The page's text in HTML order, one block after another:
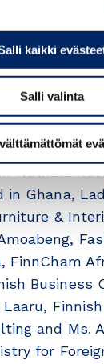
kaikki
Salli valinta
meeting.
Nutifafa
in Ghana,
&
FinnCham
Business
and Ms.
for